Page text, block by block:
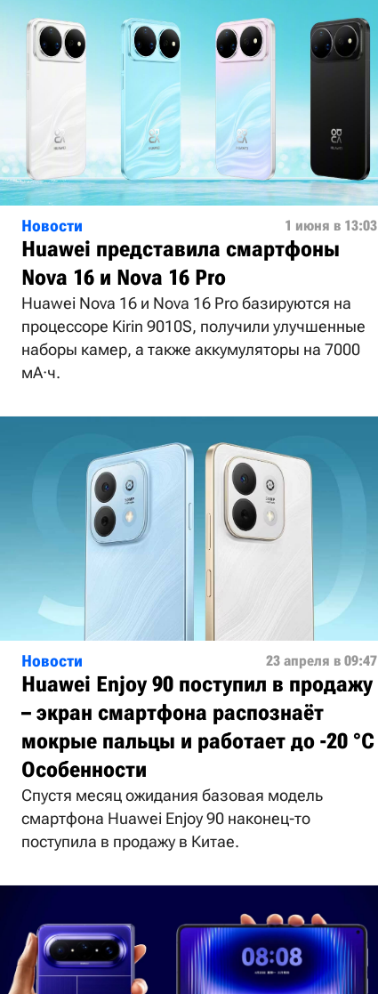
Новости 1 июня в 13:03
Huawei представила смартфоны
Nova 16 и Nova 16 Pro
Huawei Nova 16 и Nova 16 Pro базируются на
процессоре Kirin 9010S, получили улучшенные
наборы камер, а также аккумуляторы на 7000
мА·ч.
Новости 23 апреля в 09:47
Huawei Enjoy 90 поступил в продажу
– экран смартфона распознаёт
мокрые пальцы и работает до -20 °C
Особенности
Спустя месяц ожидания базовая модель
смартфона Huawei Enjoy 90 наконец-то
поступила в продажу в Китае.